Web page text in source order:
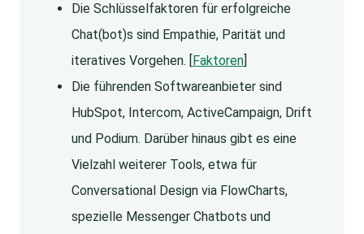
Die Schlüsselfaktoren für erfolgreiche
Chat(bot)s sind Empathie, Parität und
iteratives Vorgehen. [
Faktoren
Die führenden Softwareanbieter sind
HubSpot, Intercom, ActiveCampaign, Drift
und Podium. Darüber hinaus gibt es eine
Vielzahl weiterer Tools, etwa für
Conversational Design via FlowCharts,
spezielle Messenger Chatbots und